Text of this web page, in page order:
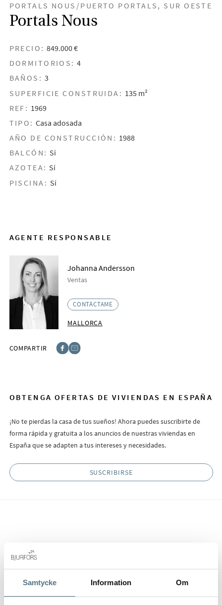
Samtycke Information Om
PORTALS NOUS/PUERTO PORTALS, SUR OESTE
Portals Nous
PRECIO: 849.000 €
DORMITORIOS: 4
BAÑOS: 3
SUPERFICIE CONSTRUIDA: 135 m²
REF: 1969
TIPO: Casa adosada
AÑO DE CONSTRUCCIÓN: 1988
BALCÓN: Sí
AZOTEA: Sí
PISCINA: Sí
AGENTE RESPONSABLE
Johanna Andersson
Ventas
CONTÁCTAME
MALLORCA
COMPARTIR
OBTENGA OFERTAS DE VIVIENDAS EN ESPAÑA
¡No te pierdas la casa de tus sueños! Ahora puedes suscribirte de
forma rápida y gratuita a los anuncios de nuestras viviendas en
España que se adapten a tus intereses y necesidades.
SUSCRIBIRSE